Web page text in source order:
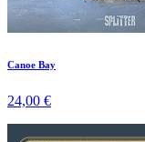
Canoe Bay
24,00 €